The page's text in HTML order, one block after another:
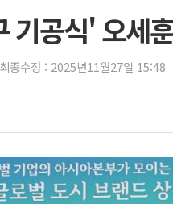
기공식' 오세
최종수정 : 2025년11월27일 15:48